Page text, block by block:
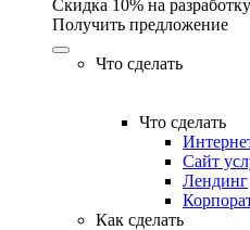
Скидка 10% на
Получить предложение
Что сделать
Что сделать
Сайт
Лендинг
Как сделать